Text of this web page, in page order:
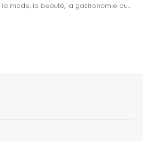
mode, la beauté, la gastronomie ou...